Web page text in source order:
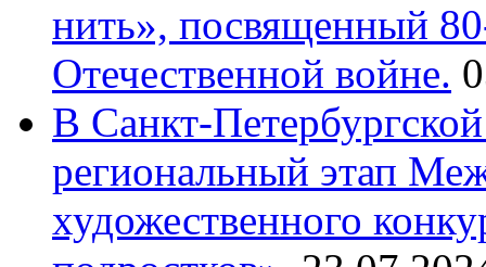
нить», посвященный
Отечественной войне.
В Санкт-
региональный этап
художественного